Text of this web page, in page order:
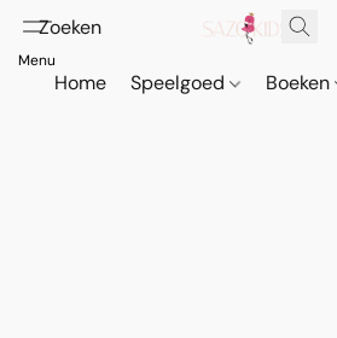
Home Speelgoed Boeken